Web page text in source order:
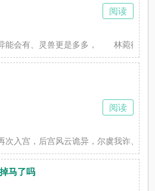
能会有、灵兽更是多多， 林菀得到
阅读
次入宫，后宫风云诡异，尔虞我诈
阅读
马了吗